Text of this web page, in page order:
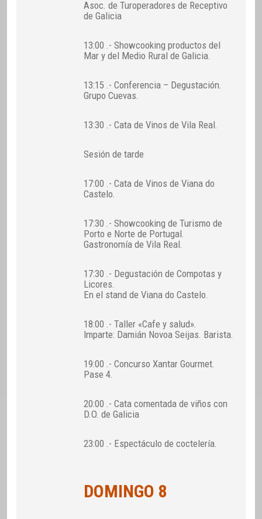
Asoc. de Turoperadores de Receptivo
de Galicia
13:00 .- Showcooking productos del
Mar y del Medio Rural de Galicia.
13:15 .- Conferencia – Degustación.
Grupo Cuevas.
13:30 .- Cata de Vinos de Vila Real.
Sesión de tarde
17:00 .- Cata de Vinos de Viana do
Castelo.
17:30 .- Showcooking de Turismo de
Porto e Norte de Portugal.
Gastronomía de Vila Real.
17:30 .- Degustación de Compotas y
Licores.
En el stand de Viana do Castelo.
18:00 .- Taller «Cafe y salud».
Imparte: Damián Novoa Seijas. Barista.
19:00 .- Concurso Xantar Gourmet.
Pase 4.
20:00 .- Cata comentada de viños con
D.O. de Galicia
23:00 .- Espectáculo de coctelería.
DOMINGO 8